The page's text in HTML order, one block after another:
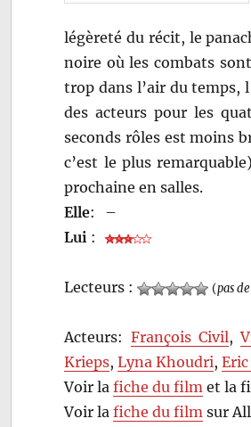
légèreté du récit, le
noire où les combats
trop dans l’air du temps,
des acteurs pour les
seconds rôles est moins
c’est le plus
prochaine en salles.
Elle:
–
Lui :
Lecteurs : (pas
Acteurs: François Civil,
Krieps,Lyna Khoudri,
Voir lafiche du film et la
Voir lafiche du film sur